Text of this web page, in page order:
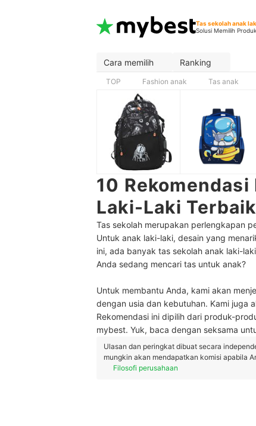
Tas sekolah anak
Solusi Memilih
Cara memilih Ranking
TOP Fashion anak Tas anak
10
Laki-Laki
Tas sekolah merupakan perlengkapan
Untuk anak laki-laki, desain yang
ini, ada banyak tas sekolah anak laki-
Anda sedang mencari tas untuk anak?
Untuk membantu Anda, kami akan
dengan usia dan kebutuhan. Kami juga
Rekomendasi ini dipilih dari produk-
mybest. Yuk, baca dengan seksama
Ulasan dan peringkat dibuat secara
mungkin akan mendapatkan komisi apabila
Filosofi perusahaan